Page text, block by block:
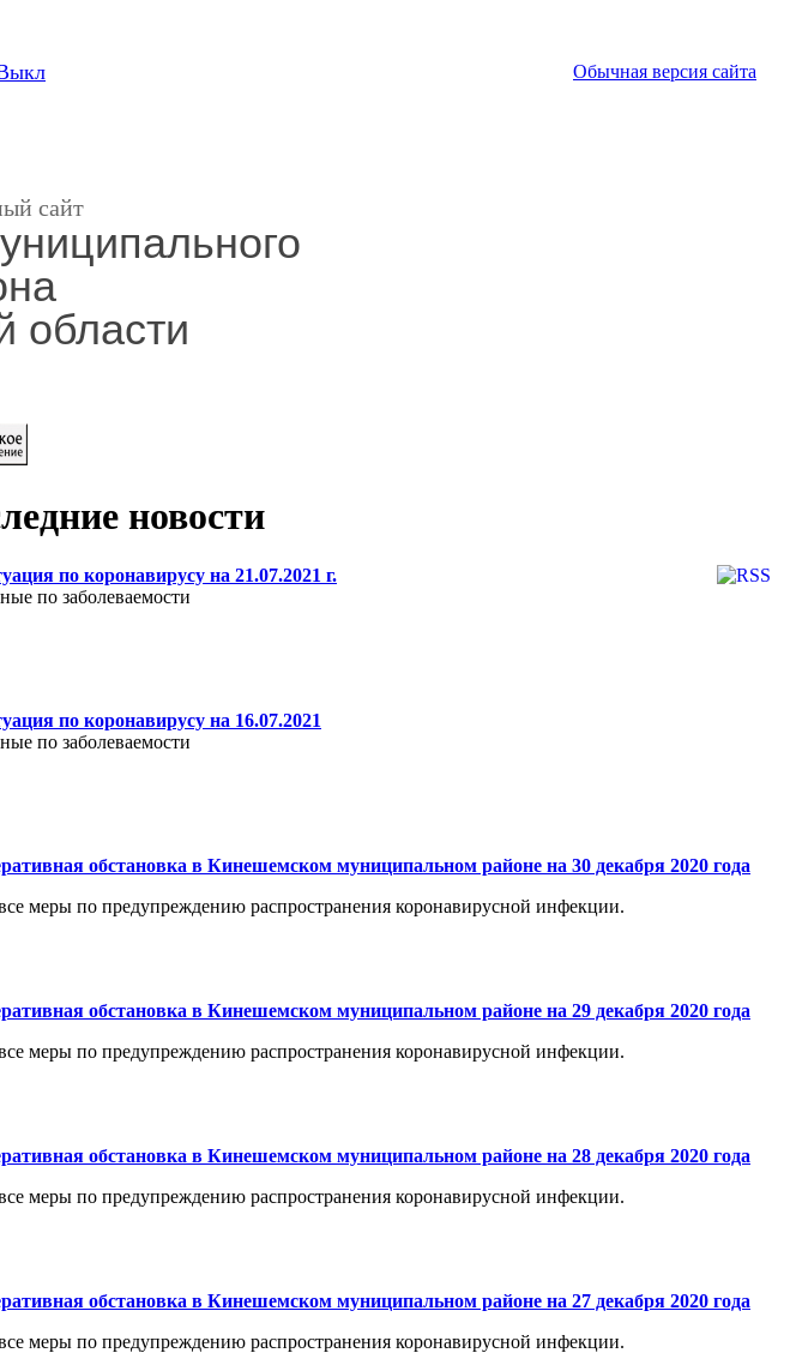
Обычная версия сайта
сайт
области
новости
по коронавирусу на 21.07.2021 г.
по заболеваемости
по коронавирусу на 16.07.2021
по заболеваемости
обстановка в Кинешемском муниципальном районе на 30 декабря 2020 года
меры по предупреждению распространения коронавирусной инфекции.
обстановка в Кинешемском муниципальном районе на 29 декабря 2020 года
меры по предупреждению распространения коронавирусной инфекции.
обстановка в Кинешемском муниципальном районе на 28 декабря 2020 года
меры по предупреждению распространения коронавирусной инфекции.
обстановка в Кинешемском муниципальном районе на 27 декабря 2020 года
меры по предупреждению распространения коронавирусной инфекции.